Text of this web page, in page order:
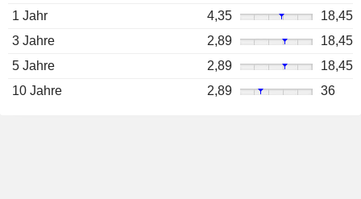
1 Jahr
4,35
18,45
3 Jahre
2,89
18,45
5 Jahre
2,89
18,45
10 Jahre
2,89 36